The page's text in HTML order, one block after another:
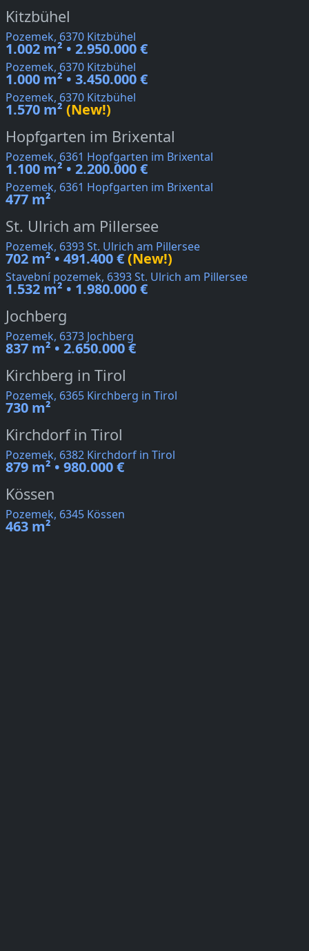
Kitzbühel
Pozemek, 6370 Kitzbühel
1.002 m² • 2.950.000 €
Pozemek, 6370 Kitzbühel
1.000 m² • 3.450.000 €
Pozemek, 6370 Kitzbühel
1.570 m² (New!)
Hopfgarten im Brixental
Pozemek, 6361 Hopfgarten im Brixental
1.100 m² • 2.200.000 €
Pozemek, 6361 Hopfgarten im Brixental
477 m²
St. Ulrich am Pillersee
Pozemek, 6393 St. Ulrich am Pillersee
702 m² • 491.400 €(New!)
Stavební pozemek, 6393 St. Ulrich am Pillersee
1.532 m² • 1.980.000 €
Jochberg
Pozemek, 6373 Jochberg
837 m² • 2.650.000 €
Kirchberg in Tirol
Pozemek, 6365 Kirchberg in Tirol
730 m²
Kirchdorf in Tirol
Pozemek, 6382 Kirchdorf in Tirol
879 m² • 980.000 €
Kössen
Pozemek, 6345 Kössen
463 m²